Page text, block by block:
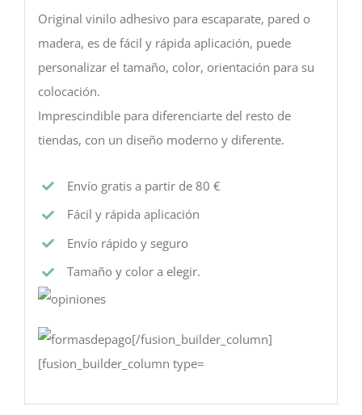
Original vinilo adhesivo para escaparate, pared o
madera, es de fácil y rápida aplicación, puede
personalizar el tamaño, color, orientación para su
colocación.
Imprescindible para diferenciarte del resto de
tiendas, con un diseño moderno y diferente.
Envío gratis a partir de 80 €
Fácil y rápida aplicación
Envío rápido y seguro
Tamaño y color a elegir.